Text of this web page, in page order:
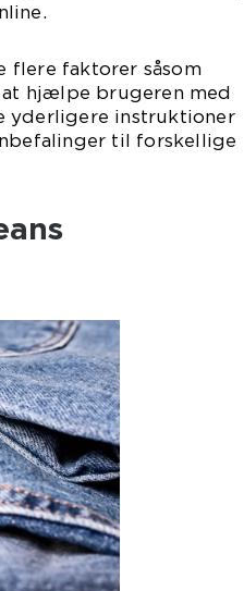
flere faktorer såsom
hjælpe brugeren med
yderligere instruktioner
til forskellige